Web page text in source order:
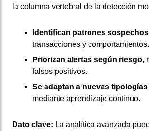
la columna vertebral de la detección
Identifican patrones
transacciones y comportamientos.
Priorizan alertas según riesgo,
falsos positivos.
Se adaptan a nuevas
mediante aprendizaje continuo.
Dato clave: La analítica avanzada